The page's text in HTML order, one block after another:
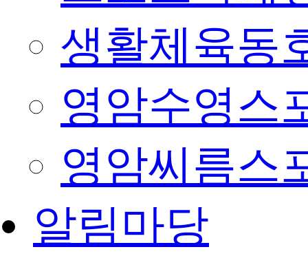
생활체육동
영암수영스
영암씨름스
알림마당